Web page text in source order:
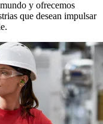
y ofrecemos
que desean impulsar